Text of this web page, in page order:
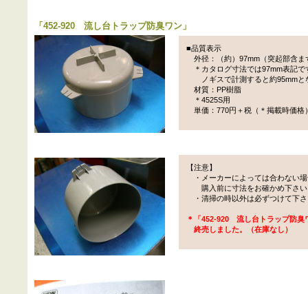
「 452-920 流し台トラップ防臭ワン 」
■品質表示
外径：（約）97mm（突起部含ま
＊カタログ寸法では97mm表記で
ノギスで計測すると約95mmと
材質：PP樹脂
＊4525S用
単価：770円＋税（＊掲載時価格
【注意】
・メーカーによっては合わない
購入前に寸法をお確かめ下さい
・清掃の時以外は必ずつけて下
＊「452-920 流し台トラップ防臭
終売しました。（在庫なし）